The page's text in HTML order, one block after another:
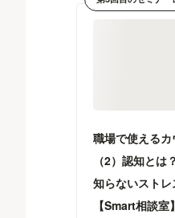
職場で使える
（2）認知と
知らないスト
【Smart相談